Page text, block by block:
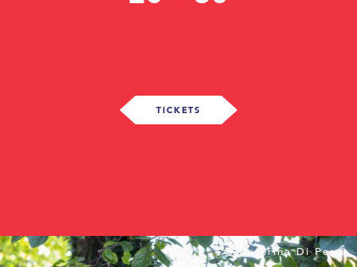
TICKETS
© Caterina Di Perri